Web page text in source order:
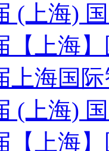
(上海)
【上海
上海国
(上海)
【上海